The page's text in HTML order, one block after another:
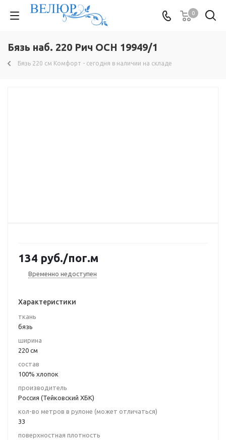
0
Бязь наб. 220 Рич ОСН 19949/1
Бязь 220 см Комфорт - сегодня в наличии на складе
134 руб./пог.м
Временно недоступен
Характеристики
ткань
бязь
ширина
220 см
состав
100% хлопок
производитель
Россия (Тейковский ХБК)
кол-во метров в рулоне (может отличаться)
33
поверхностная плотность